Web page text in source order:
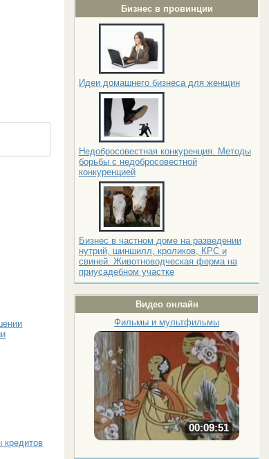
Бизнес в провинции
Идеи домашнего бизнеса для женщин
Недобросовестная конкуренция. Методы
борьбы с недобросовестной
конкуренцией
Бизнес в частном доме на разведении
нутрий, шиншилл, кроликов, КРС и
свиней. Животноводческая ферма на
приусадебном участке
Видео онлайн
Фильмы и мультфильмы
00:09:51
кредитов